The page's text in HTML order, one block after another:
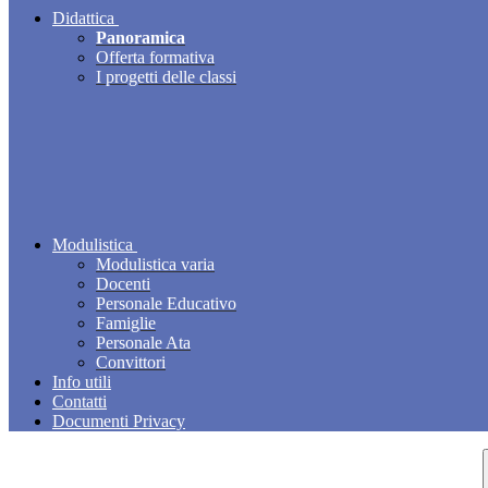
Didattica
Panoramica
Offerta formativa
I progetti delle classi
Modulistica
Modulistica varia
Docenti
Personale Educativo
Famiglie
Personale Ata
Convittori
Info utili
Contatti
Documenti Privacy